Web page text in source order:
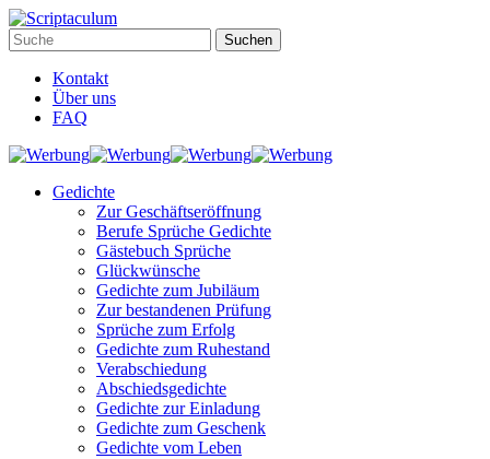
Kontakt
Über uns
FAQ
Gedichte
Zur Geschäftseröffnung
Berufe Sprüche Gedichte
Gästebuch Sprüche
Glückwünsche
Gedichte zum Jubiläum
Zur bestandenen Prüfung
Sprüche zum Erfolg
Gedichte zum Ruhestand
Verabschiedung
Abschiedsgedichte
Gedichte zur Einladung
Gedichte zum Geschenk
Gedichte vom Leben